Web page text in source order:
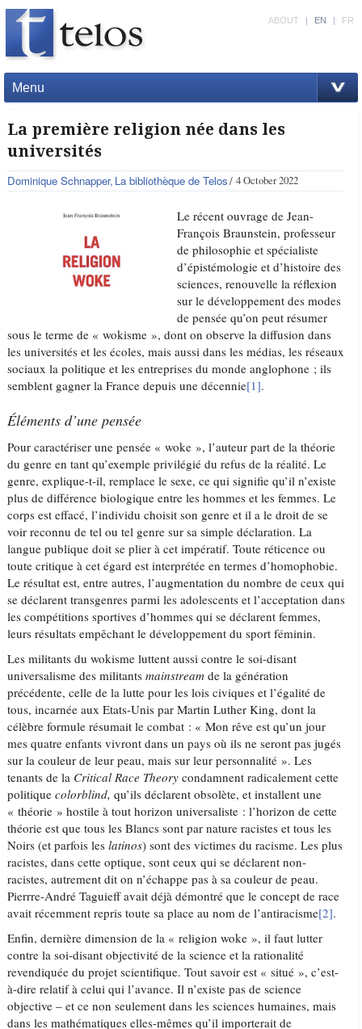
Menu
ABOUT | EN | FR
La première religion née dans les
universités
Dominique Schnapper La bibliothèque de Telos 4 October 2022
Le récent ouvrage de Jean-
François Braunstein, professeur
de philosophie et spécialiste
d’épistémologie et d’histoire des
sciences, renouvelle la réflexion
sur le développement des modes
de pensée qu’on peut résumer
sous le terme de « wokisme », dont on observe la diffusion dans
les universités et les écoles, mais aussi dans les médias, les réseaux
sociaux la politique et les entreprises du monde anglophone ; ils
semblent gagner la France depuis une décennie[1].
Éléments d’une pensée
Pour caractériser une pensée « woke », l’auteur part de la théorie
du genre en tant qu’exemple privilégié du refus de la réalité. Le
genre, explique-t-il, remplace le sexe, ce qui signifie qu’il n’existe
plus de différence biologique entre les hommes et les femmes. Le
corps est effacé, l’individu choisit son genre et il a le droit de se
voir reconnu de tel ou tel genre sur sa simple déclaration. La
langue publique doit se plier à cet impératif. Toute réticence ou
toute critique à cet égard est interprétée en termes d’homophobie.
Le résultat est, entre autres, l’augmentation du nombre de ceux qui
se déclarent transgenres parmi les adolescents et l’acceptation dans
les compétitions sportives d’hommes qui se déclarent femmes,
leurs résultats empêchant le développement du sport féminin.
Les militants du wokisme luttent aussi contre le soi-disant
universalisme des militantsmainstream de la génération
précédente, celle de la lutte pour les lois civiques et l’égalité de
tous, incarnée aux Etats-Unis par Martin Luther King, dont la
célèbre formule résumait le combat : « Mon rêve est qu’un jour
mes quatre enfants vivront dans un pays où ils ne seront pas jugés
sur la couleur de leur peau, mais sur leur personnalité ». Les
tenants de la Critical Race Theory condamnent radicalement cette
politiquecolorblind,qu’ils déclarent obsolète, et installent une
« théorie » hostile à tout horizon universaliste : l’horizon de cette
théorie est que tous les Blancs sont par nature racistes et tous les
Noirs (et parfois leslatinos) sont des victimes du racisme. Les plus
racistes, dans cette optique, sont ceux qui se déclarent non-
racistes, autrement dit on n’échappe pas à sa couleur de peau.
Pierrre-André Taguieff avait déjà démontré que le concept de race
avait récemment repris toute sa place au nom de l’antiracisme[2].
Enfin, dernière dimension de la « religion woke », il faut lutter
contre la soi-disant objectivité de la science et la rationalité
revendiquée du projet scientifique. Tout savoir est « situé », c’est-
à-dire relatif à celui qui l’avance. Il n’existe pas de science
objective – et ce non seulement dans les sciences humaines, mais
dans les mathématiques elles-mêmes qu’il importerait de